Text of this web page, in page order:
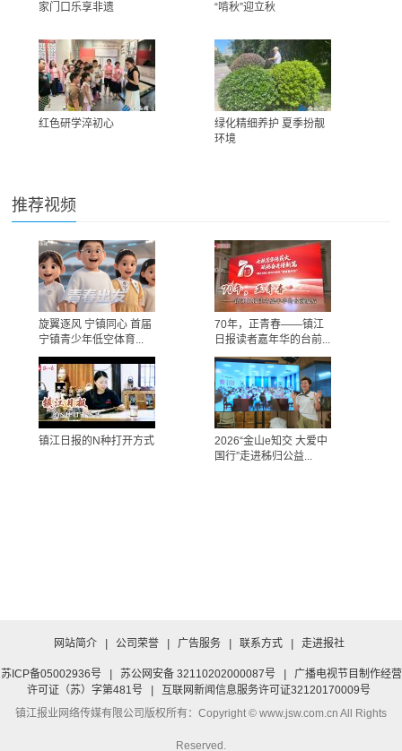
家门口乐享非遗 “啃秋”迎立秋
红色研学淬初心
绿化精细养护 夏季扮靓
环境
推荐视频
旋翼逐风 宁镇同心 首届
宁镇青少年低空体育...
70年，正青春——镇江
日报读者嘉年华的台前...
镇江日报的N种打开方式
2026“金山e知交 大爱中
国行”走进秭归公益...
网站简介 | 公司荣誉 | 广告服务 | 联系方式 | 走进报社
苏ICP备05002936号 | 苏公网安备 32110202000087号 |
广播电视节目制作经营
许可证（苏）字第481号
|
互联网新闻信息服务许可证32120170009号
镇江报业网络传媒有限公司版权所有：Copyright © www.jsw.com.cn All Rights
Reserved.